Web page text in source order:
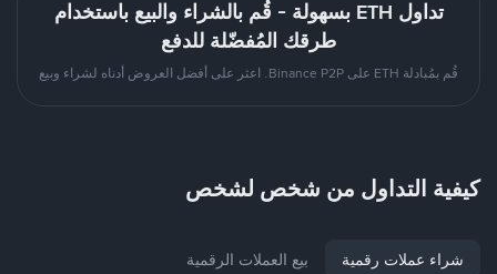
تداول ETH بسهولة - قُم بالشراء والبيع باستخدام
طرقك المُفضّلة للدفع
قُم بمُبادلة ETH على Binance P2P. اعثر على أفضل العروض أدناه لشراء وبيع
كيفية التداول من شخص لشخص
شراء عملات رقمية بيع العملات الرقمية